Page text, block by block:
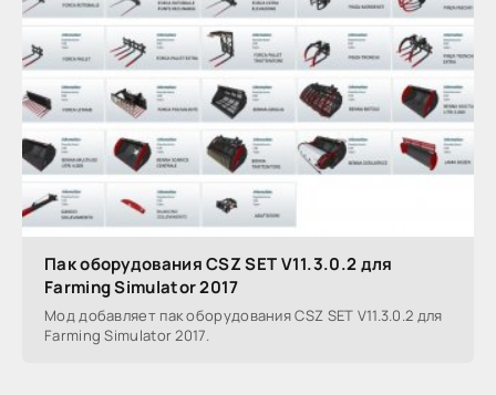
Пак оборудования CSZ SET V11.3.0.2 для
Farming Simulator 2017
Мод добавляет пак оборудования CSZ SET V11.3.0.2 для
Farming Simulator 2017.